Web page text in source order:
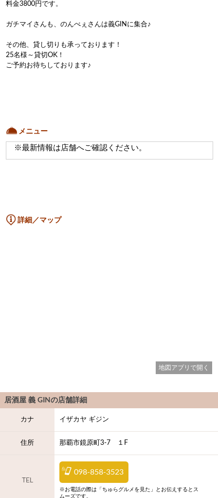
料金3800円です。
ガチマイさんも、のんべぇさんは義GINに集合♪
その他、貸し切りも承っております！
25名様～貸切OK！
ご予約お待ちしております♪
メニュー
※最新情報は店舗へご確認ください。
詳細／マップ
地図アプリで開く
居酒屋 義 GIN の店舗詳細
カナ イザカヤ ギジン
住所 那覇市鏡原町3-7 １F
TEL
098-858-3523
※お電話の際は「ちゅらグルメを見た」とお伝えするとス
ムーズです。